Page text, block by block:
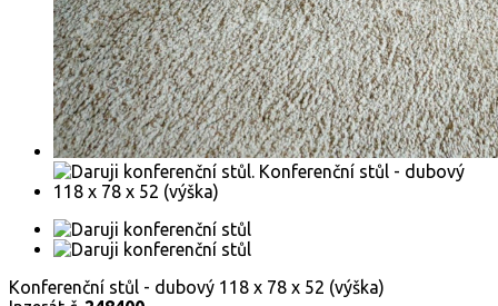
Konferenční stůl - dubový 118 x 78 x 52 (výška)